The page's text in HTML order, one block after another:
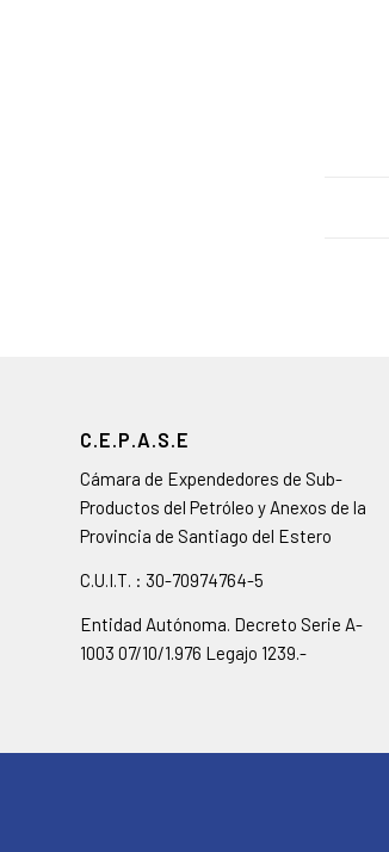
C.E.P.A.S.E
Cámara de Expendedores de Sub-
Productos del Petróleo y Anexos de la
Provincia de Santiago del Estero
C.U.I.T. : 30-70974764-5
Entidad Autónoma. Decreto Serie A-
1003 07/10/1.976 Legajo 1239.-